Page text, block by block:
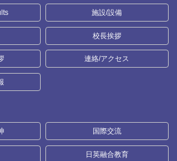
施設/設備
校長挨拶
連絡/アクセス
国際交流
日英融合教育